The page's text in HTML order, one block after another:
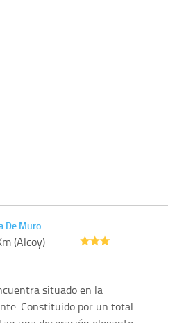
De Muro
(Alcoy)
situado en la
Constituido por un total